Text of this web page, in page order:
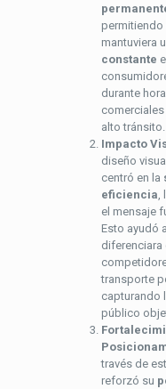
permitiendo
mantuviera
constante
durante
alto tránsito.
Impacto
diseño
centró en la
eficiencia
el mensaje
Esto ayudó
transporte
capturando
público
través de
reforzó su